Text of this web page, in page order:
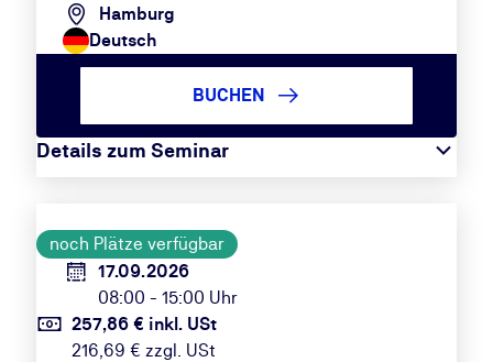
Hamburg
Deutsch
Details zum Seminar
BUCHEN
noch Plätze verfügbar
17.09.2026
08:00 - 15:00 Uhr
257,86 € inkl. USt
216,69 € zzgl. USt